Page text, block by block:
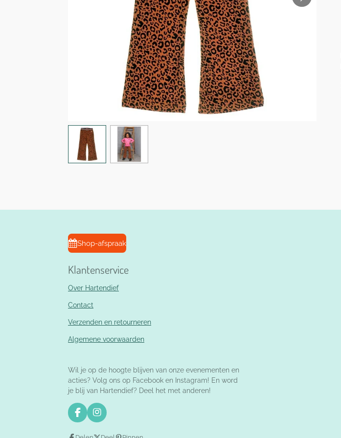
Shop-afspraak
Klantenservice
Over Hartendief
Contact
Verzenden en retourneren
Algemene voorwaarden
Wil je op de hoogte blijven van onze evenementen en
acties? Volg ons op Facebook en Instagram! En word
je blij van Hartendief? Deel het met anderen!
F
a
c
I
n
s